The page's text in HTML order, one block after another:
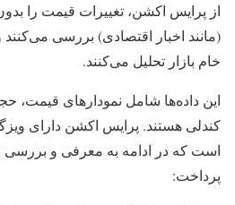
از پرایس اکشن، تغییرات قیمت را
(مانند اخبار اقتصادی) بررسی می‌کنند
خام بازار تحلیل می‌کنند.
این داده‌ها شامل نمودارهای قیمت،
کندلی هستند. پرایس اکشن دارای
است که در ادامه به معرفی و بررسی
پرداخت: